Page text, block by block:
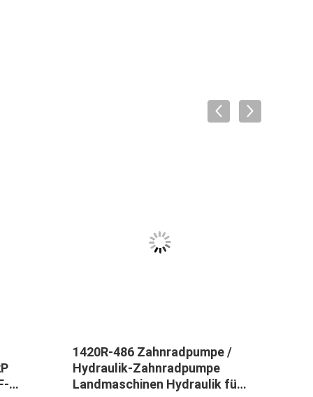
1420R-486 Zahnradpumpe /
Hydraulik-Zahnradpumpe
Landmaschinen Hydraulik für